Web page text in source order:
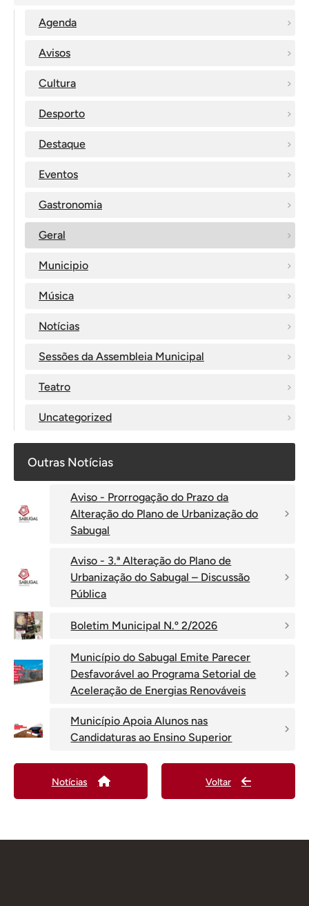
Agenda
Avisos
Cultura
Desporto
Destaque
Eventos
Gastronomia
Geral
Municipio
Música
Notícias
Sessões da Assembleia Municipal
Teatro
Uncategorized
Outras Notícias
Aviso - Prorrogação do Prazo da
Alteração do Plano de Urbanização do
Sabugal
Aviso - 3.ª Alteração do Plano de
Urbanização do Sabugal – Discussão
Pública
Boletim Municipal N.º 2/2026
Município do Sabugal Emite Parecer
Desfavorável ao Programa Setorial de
Aceleração de Energias Renováveis
Município Apoia Alunos nas
Candidaturas ao Ensino Superior
Notícias Voltar